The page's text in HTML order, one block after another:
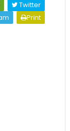
Twitter
Print